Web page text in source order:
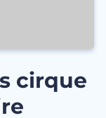
cirque